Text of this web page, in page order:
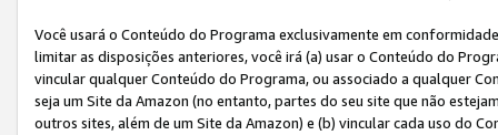
Você usará o Conteúdo do Programa exclusivamente em
limitar as disposições anteriores, você irá (a) usar o Conteúdo do
vincular qualquer Conteúdo do Programa, ou associado a qualquer
seja um Site da Amazon (no entanto, partes do seu site que não
outros sites, além de um Site da Amazon) e (b) vincular cada uso do